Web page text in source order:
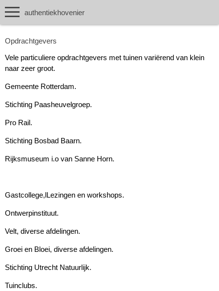
authentiekhovenier
Opdrachtgevers
Vele particuliere opdrachtgevers met tuinen variërend van klein
naar zeer groot.
Gemeente Rotterdam.
Stichting Paasheuvelgroep.
Pro Rail.
Stichting Bosbad Baarn.
Rijksmuseum i.o van Sanne Horn.
Gastcollege,lLezingen en workshops.
Ontwerpinstituut.
Velt, diverse afdelingen.
Groei en Bloei, diverse afdelingen.
Stichting Utrecht Natuurlijk.
Tuinclubs.